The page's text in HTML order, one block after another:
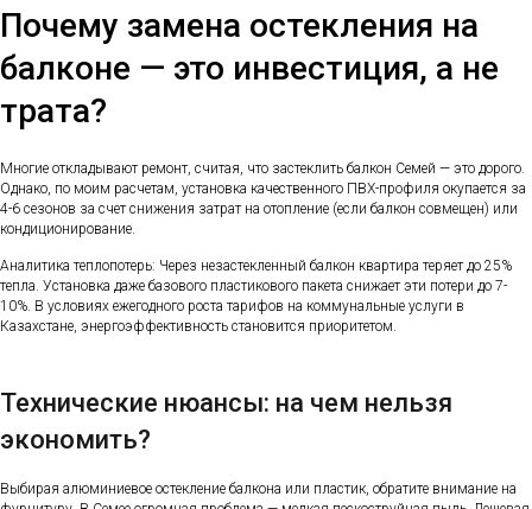
Почему замена остекления на
балконе — это инвестиция, а не
трата?
Многие откладывают ремонт, считая, что застеклить балкон Семей — это дорого.
Однако, по моим расчетам, установка качественного ПВХ-профиля окупается за
4-6 сезонов за счет снижения затрат на отопление (если балкон совмещен) или
кондиционирование.
Аналитика теплопотерь: Через незастекленный балкон квартира теряет до 25%
тепла. Установка даже базового пластикового пакета снижает эти потери до 7-
10%. В условиях ежегодного роста тарифов на коммунальные услуги в
Казахстане, энергоэффективность становится приоритетом.
Технические нюансы: на чем нельзя
экономить?
Выбирая алюминиевое остекление балкона или пластик, обратите внимание на